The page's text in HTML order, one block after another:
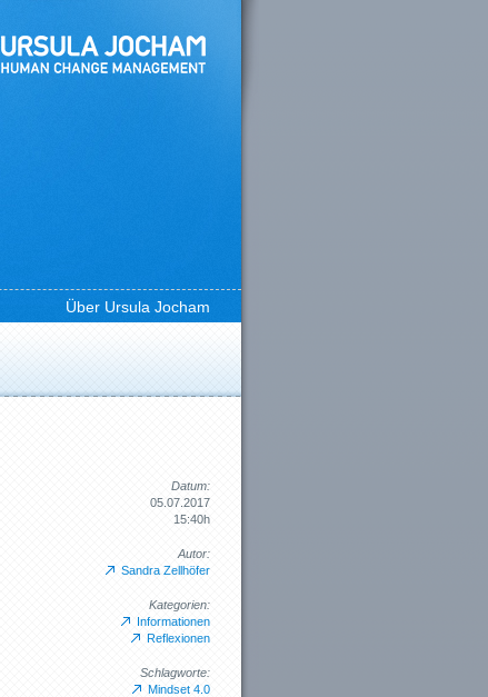
Über Ursula Jocham
Datum:
05.07.2017
15:40h
Autor:
Sandra Zellhöfer
Kategorien:
Informationen
Reflexionen
Schlagworte:
Mindset 4.0